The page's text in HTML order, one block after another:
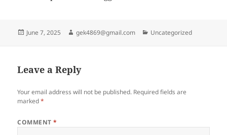
Posted
June 7, 2025 Author
gek4869@gmail.com Categories
Uncategorized
Leave a Reply
Your email address will not be published. Required fields are
marked*
COMMENT*